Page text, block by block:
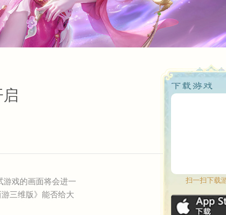
·藏宝阁
·网易大神
扫一扫下载
戏的画面将会进一
三维版》能否给大